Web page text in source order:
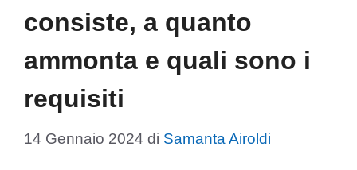
consiste, a quanto
ammonta e quali sono i
requisiti
14 Gennaio 2024 di Samanta Airoldi